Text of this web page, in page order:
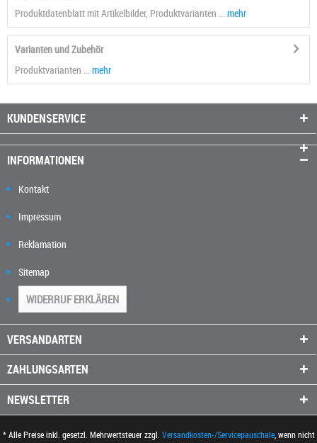
Produktdatenblatt mit Artikelbilder, Produktvarianten ... mehr
Varianten und Zubehör
Produktvarianten ... mehr
KUNDENSERVICE
INFORMATIONEN
Kontakt
Impressum
Reklamation
Sitemap
WIDERRUF ERKLÄREN
VERSANDARTEN
ZAHLUNGSARTEN
NEWSLETTER
* Alle Preise inkl. gesetzl. Mehrwertsteuer zzgl. Versandkosten-/Servicepauschale, wenn nicht